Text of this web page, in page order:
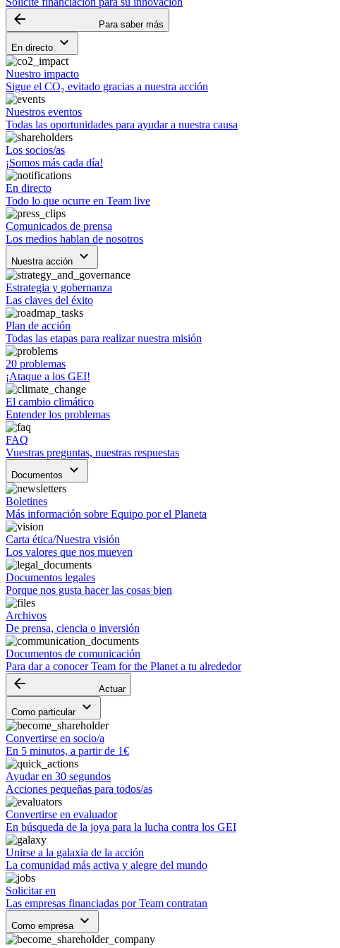
arrow_backward Para saber más
En directo keyboard_arrow_down
Nuestro impacto
Sigue el CO₂ evitado gracias a nuestra acción
Nuestros eventos
Todas las oportunidades para ayudar a nuestra causa
Los socios/as
¡Somos más cada día!
En directo
Todo lo que ocurre en Team live
Comunicados de prensa
Los medios hablan de nosotros
Nuestra acción keyboard_arrow_down
Estrategia y gobernanza
Las claves del éxito
Plan de acción
Todas las etapas para realizar nuestra misión
20 problemas
¡Ataque a los GEI!
El cambio climático
Entender los problemas
FAQ
Vuestras preguntas, nuestras respuestas
Documentos keyboard_arrow_down
Boletines
Más información sobre Equipo por el Planeta
Carta ética/Nuestra visión
Los valores que nos mueven
Documentos legales
Porque nos gusta hacer las cosas bien
Archivos
De prensa, ciencia o inversión
Documentos de comunicación
Para dar a conocer Team for the Planet a tu alrededor
arrow_backward Actuar
Como particular keyboard_arrow_down
Convertirse en socio/a
En 5 minutos, a partir de 1€
Ayudar en 30 segundos
Acciones pequeñas para todos/as
Convertirse en evaluador
En búsqueda de la joya para la lucha contra los GEI
Unirse a la galaxia de la acción
La comunidad más activa y alegre del mundo
Solicitar en
Las empresas financiadas por Team contratan
Como empresa keyboard_arrow_down